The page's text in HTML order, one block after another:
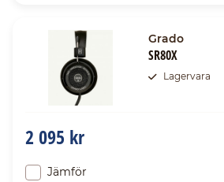
Grado
SR80X
Lagervara
2 095 kr
Jämför